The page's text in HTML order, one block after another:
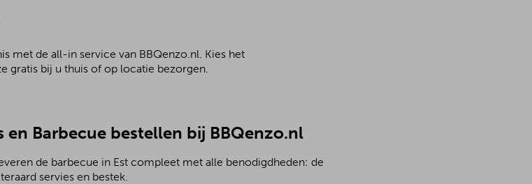
met de all-in service van BBQenzo.nl. Kies het
gratis bij u thuis of op locatie bezorgen.
en Barbecue bestellen bij BBQenzo.nl
de barbecue in Est compleet met alle benodigdheden: de
servies en bestek.